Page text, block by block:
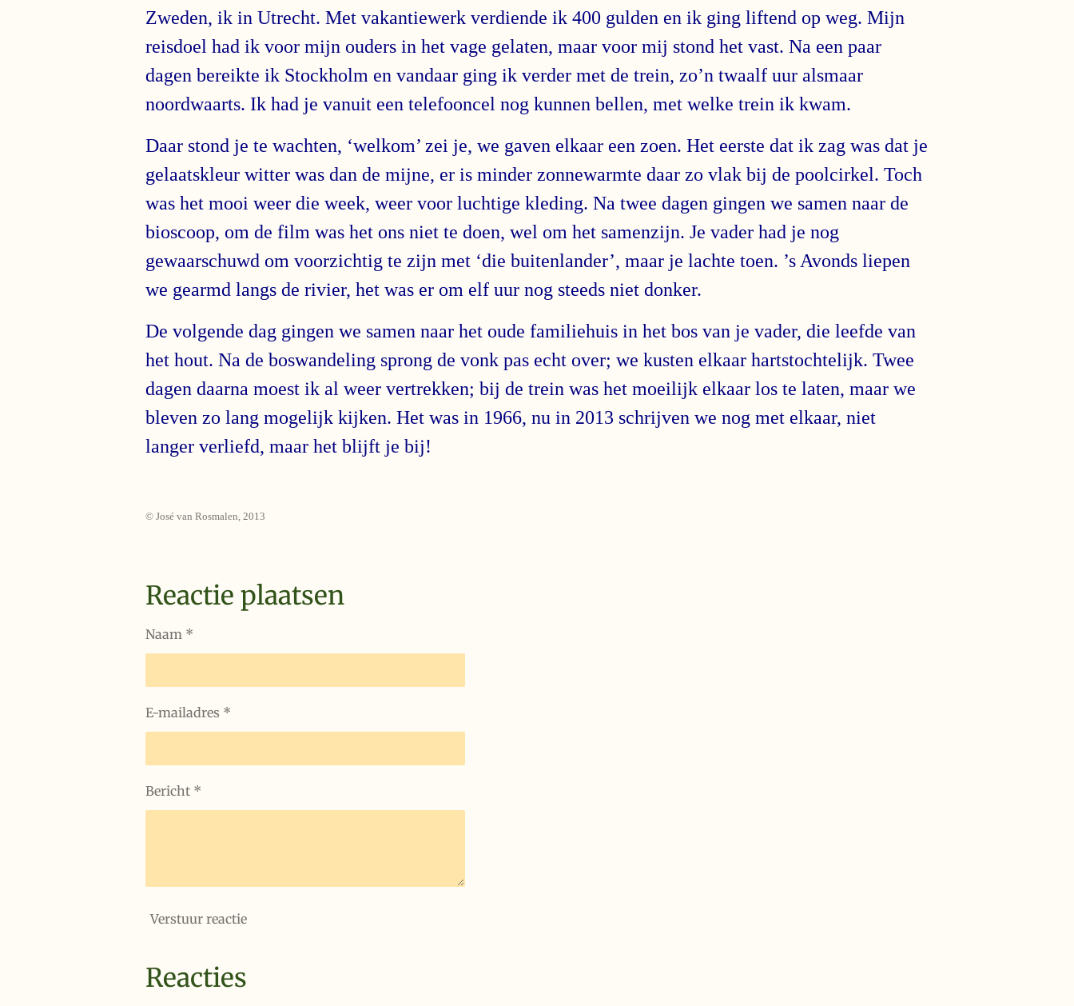
Zweden, ik in Utrecht. Met vakantiewerk verdiende ik 400 gulden en ik ging liftend op weg. Mijn
reisdoel had ik voor mijn ouders in het vage gelaten, maar voor mij stond het vast. Na een paar
dagen bereikte ik Stockholm en vandaar ging ik verder met de trein, zo’n twaalf uur alsmaar
noordwaarts. Ik had je vanuit een telefooncel nog kunnen bellen, met welke trein ik kwam.
Daar stond je te wachten, ‘welkom’ zei je, we gaven elkaar een zoen. Het eerste dat ik zag was dat je
gelaatskleur witter was dan de mijne, er is minder zonnewarmte daar zo vlak bij de poolcirkel. Toch
was het mooi weer die week, weer voor luchtige kleding. Na twee dagen gingen we samen naar de
bioscoop, om de film was het ons niet te doen, wel om het samenzijn. Je vader had je nog
gewaarschuwd om voorzichtig te zijn met ‘die buitenlander’, maar je lachte toen. ’s Avonds liepen
we gearmd langs de rivier, het was er om elf uur nog steeds niet donker.
De volgende dag gingen we samen naar het oude familiehuis in het bos van je vader, die leefde van
het hout. Na de boswandeling sprong de vonk pas echt over; we kusten elkaar hartstochtelijk. Twee
dagen daarna moest ik al weer vertrekken; bij de trein was het moeilijk elkaar los te laten, maar we
bleven zo lang mogelijk kijken. Het was in 1966, nu in 2013 schrijven we nog met elkaar, niet
langer verliefd, maar het blijft je bij!
© José van Rosmalen, 2013
Reactie plaatsen
Naam *
E-mailadres *
Bericht *
Verstuur reactie
Reacties